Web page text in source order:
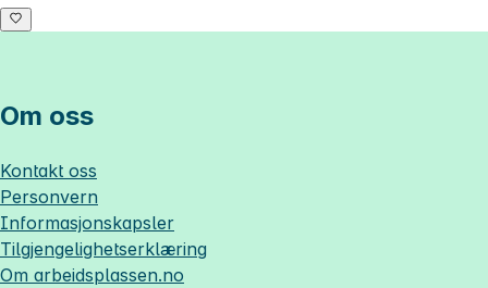
Om oss
Kontakt oss
Personvern
Informasjonskapsler
Tilgjengelighetserklæring
Om arbeidsplassen.no